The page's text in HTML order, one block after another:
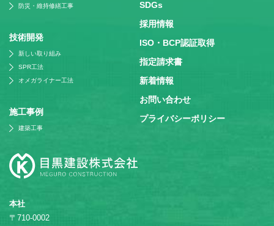
本社
〒710-0002
防災・維持修繕工事
技術開発
新しい取り組み
SPR工法
オメガライナー工法
施⼯事例
建築工事
SDGs
採⽤情報
ISO・BCP認証取得
指定請求書
新着情報
お問い合わせ
プライバシーポリシー